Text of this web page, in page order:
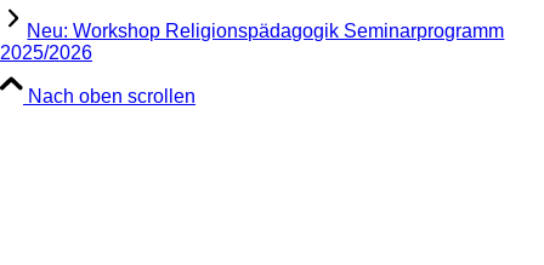
Neu: Workshop Religionspädagogik Seminarprogramm
2025/2026
Nach oben scrollen